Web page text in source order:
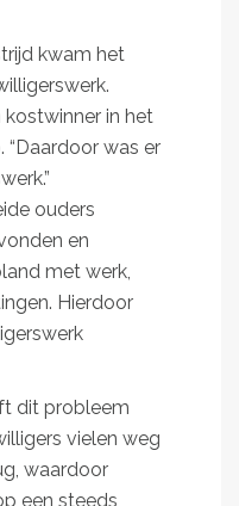
kwam het
kostwinner in het
“Daardoor was er
ouders
en
met werk,
Hierdoor
dit probleem
vielen weg
waardoor
een steeds